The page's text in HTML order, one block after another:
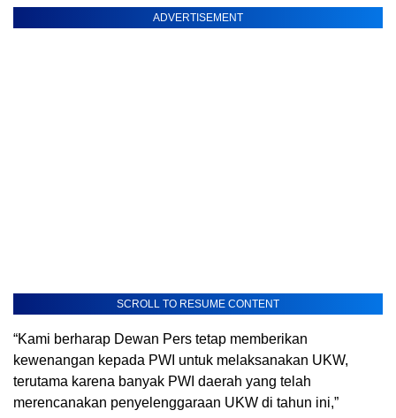
ADVERTISEMENT
SCROLL TO RESUME CONTENT
“Kami berharap Dewan Pers tetap memberikan
kewenangan kepada PWI untuk melaksanakan UKW,
terutama karena banyak PWI daerah yang telah
merencanakan penyelenggaraan UKW di tahun ini,”